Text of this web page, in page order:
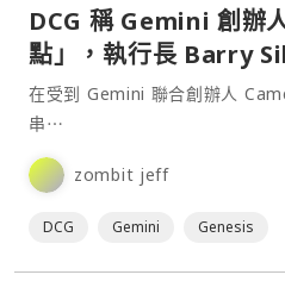
DCG 稱 Gemini 創辦
點」，執行長 Barry
信》回應外界質疑
在受到 Gemini 聯合創辦人
串⋯
zombit jeff
DCG Gemini Genesis